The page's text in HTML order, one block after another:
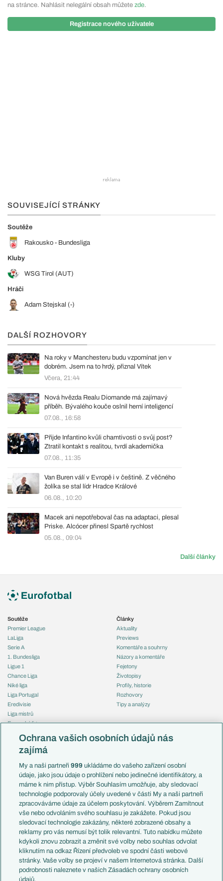
na stránce. Nahlásit nelegální obsah můžete zde.
Registrace nového uživatele
SOUVISEJÍCÍ STRÁNKY
Soutěže
Rakousko - Bundesliga
Kluby
WSG Tirol (AUT)
Hráči
Adam Stejskal (-)
DALŠÍ ROZHOVORY
Na roky v Manchesteru budu vzpomínat jen v
dobrém. Jsem na to hrdý, přiznal Vítek
Včera, 21:44
Nová hvězda Realu Diomande má zajímavý
příběh. Bývalého kouče oslnil herní inteligencí
07.08., 16:58
Přijde Infantino kvůli chamtivosti o svůj post?
Ztratil kontakt s realitou, tvrdí akademička
07.08., 11:35
Van Buren válí v Evropě i v češtině. Z věčného
žolíka se stal lídr Hradce Králové
06.08., 10:20
Macek ani nepotřeboval čas na adaptaci, plesal
Priske. Alcócer přinesl Spartě rychlost
05.08., 09:04
Další články
Soutěže
Premier League
LaLiga
Serie A
1. Bundesliga
Ligue 1
Chance Liga
Niké liga
Liga Portugal
Eredivisie
Liga mistrů
Evropská liga
Mistrovství světa
Liga národů
Témata
Představení týmů MS
EuroSkauting
PL v kostce
Evropské koeficienty
Přestupy
Přestupové spekulace
Zranění
Kluby
Arsenal FC
Chelsea FC
Články
Aktuality
Previews
Komentáře a souhrny
Názory a komentáře
Fejetony
Životopisy
Profily, historie
Rozhovory
Tipy a analýzy
Česko
Francie
Itálie
Německo
Španělsko
Argentina
Brazílie
Přestupy
Zápasy
Livescore
Tipovací soutěž
Ochrana vašich osobních údajů nás
zajímá
My a naši partneři999 ukládáme do vašeho zařízení osobní
údaje, jako jsou údaje o prohlížení nebo jedinečné identifikátory, a
máme k nim přístup. Výběr Souhlasím umožňuje, aby sledovací
technologie podporovaly účely uvedené v části My a naši partneři
zpracováváme údaje za účelem poskytování. Výběrem Zamítnout
vše nebo odvoláním svého souhlasu je zakážete. Pokud jsou
sledovací technologie zakázány, některé zobrazené obsahy a
reklamy pro vás nemusí být tolik relevantní. Tuto nabídku můžete
kdykoli znovu zobrazit a změnit své volby nebo souhlas odvolat
kliknutím na odkaz Řízení předvoleb ve spodní části webové
stránky. Vaše volby se projeví v našem Internetová stránka. Další
podrobnosti naleznete v našich Zásadách ochrany osobních
údajů.